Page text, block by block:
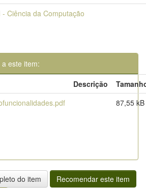
- Ciência da Computação
este item:
Descrição
87,55 kB
do item
Recomendar este item